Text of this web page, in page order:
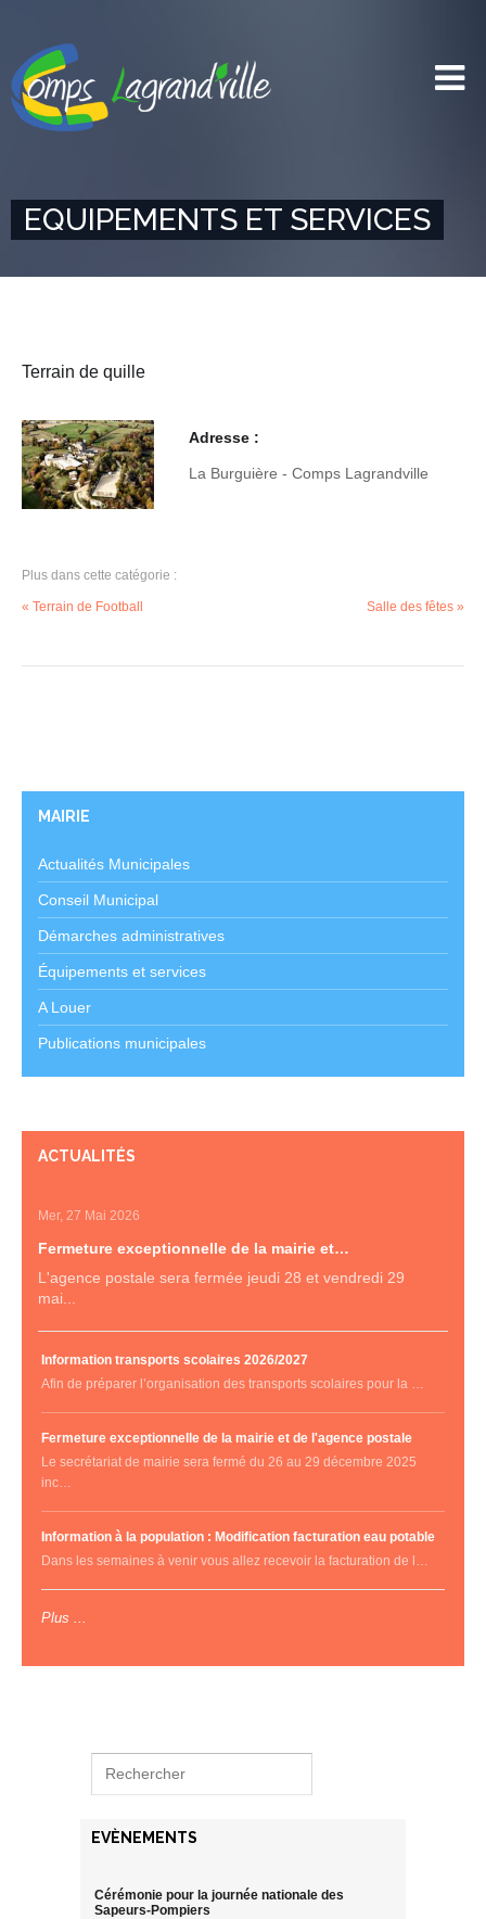
EQUIPEMENTS ET SERVICES
Terrain de quille
Adresse :
La Burguière - Comps Lagrandville
Plus dans cette catégorie :
« Terrain de Football Salle des fêtes »
MAIRIE
Actualités Municipales
Conseil Municipal
Démarches administratives
Équipements et services
A Louer
Publications municipales
ACTUALITÉS
Mer, 27 Mai 2026
Fermeture exceptionnelle de la mairie et…
L'agence postale sera fermée jeudi 28 et vendredi 29
mai...
Information transports scolaires 2026/2027
Afin de préparer l’organisation des transports scolaires pour la …
Fermeture exceptionnelle de la mairie et de l'agence postale
Le secrétariat de mairie sera fermé du 26 au 29 décembre 2025
inc…
Information à la population : Modification facturation eau potable
Dans les semaines à venir vous allez recevoir la facturation de l…
Plus ...
EVÈNEMENTS
Cérémonie pour la journée nationale des
Sapeurs-Pompiers